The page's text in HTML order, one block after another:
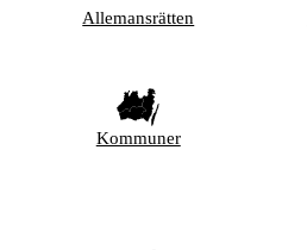
Allemansrätten
Kommuner